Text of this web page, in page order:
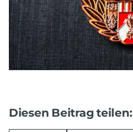
Diesen Beitrag teilen: